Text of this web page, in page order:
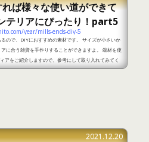
ば様々な使い道ができて
テリアにぴったり！part5
year/mills-ends-diy-5
ので、DIYにおすすめの素材です。 サイズが小さいか
に合う雑貨を手作りすることができますよ。 端材を使
アをご紹介しますので、参考にして取り入れてみてく
様々な使い道ができてお部屋のインテリアにぴった
2021.12.20